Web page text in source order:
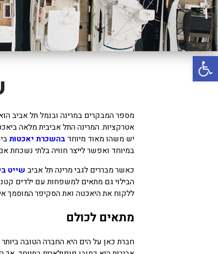
פתח סרגל נגישות
בתל אביב
באשקלון
באשדוד
בטבריה
בעכו
בחיפה / מחיפה
ביפו
בטיילת טבריה
בכנרת מחיר / מחירים
בכנרת גינוסר
בכנרת טבריה
מספר המבקרים במרינה ובנמל תל אביב
אטרקציות. המרינה התל אביבית מלאה
יש משהו מאוד מיוחד בהשכרת יאכטות
במיוחד ואפשר לייצר חוויה בלתי נשכחת
כאשר מבררים לגבי מרינה תל אביב שייט
הבילוי גם מתאים למשפחות עם ילדים
ללקוח את היאכטה ואת הסקיפר המוסמך
מתאים לכולם
חברת כאן על הים היא החברה הטובה ביותר